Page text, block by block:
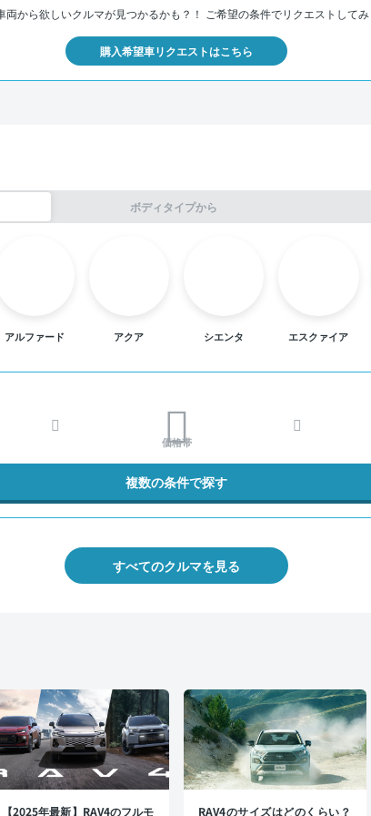
両から欲しいクルマが見つかるかも？！ ご希望の条件でリクエストしてみ
購入希望車リクエストはこちら
ボディタイプから
アルファード アクア シエンタ エスクァイア
価格帯
複数の条件で探す
すべてのクルマを見る
【2025年最新】RAV4のフルモ RAV4のサイズはどのくらい？